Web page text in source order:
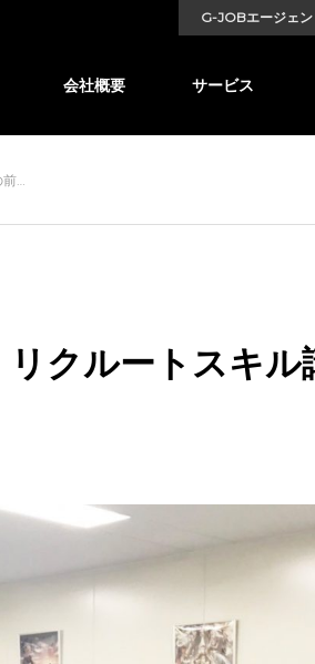
G-JOBエージェン
会社概要 サービス
前…
クルートスキル